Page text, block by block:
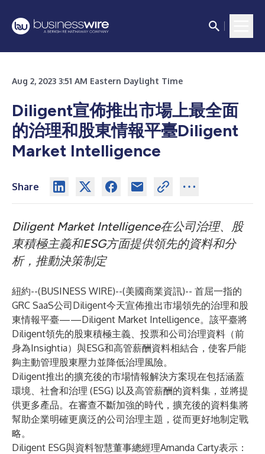
Aug 2, 2023 3:51 AM Eastern Daylight Time
Diligent宣佈推出市場上最全面
的治理和股東情報平臺Diligent
Market Intelligence
Share
Diligent Market Intelligence在公司治理、股
東積極主義和ESG方面提供領先的資料和分
析，推動決策制定
紐約--(BUSINESS WIRE)--(美國商業資訊)-- 首屈一指的
GRC SaaS公司Diligent今天宣佈推出市場領先的治理和股
東情報平臺——Diligent Market Intelligence。該平臺將
Diligent領先的股東積極主義、投票和公司治理資料（前
身為Insightia）與ESG和高管薪酬資料相結合，使客戶能
夠主動管理股東壓力並降低治理風險。
Diligent推出的擴充後的市場情報解決方案現在包括涵蓋
環境、社會和治理 (ESG) 以及高管薪酬的資料集，並將提
供更多產品。在審查不斷加強的時代，擴充後的資料集將
幫助企業明確更廣泛的公司治理主題，從而更好地制定戰
略。
Diligent ESG與資料智慧董事總經理Amanda Carty表示：